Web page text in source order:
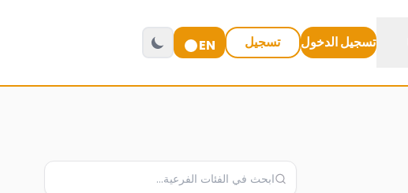
تسجيل الدخول تسجيل EN